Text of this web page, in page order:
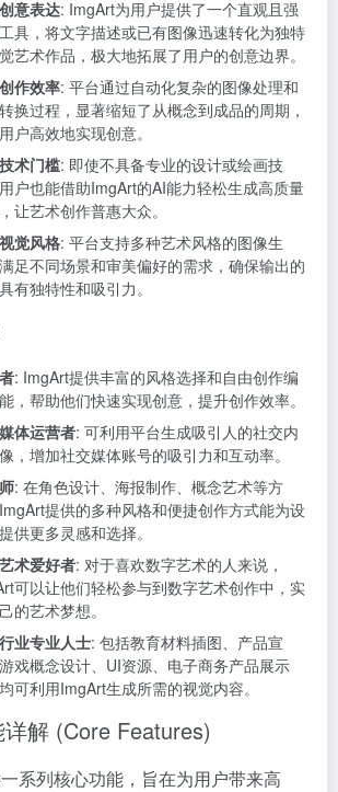
意表达: ImgArt为用户提供了一个直观且强
具，将文字描述或已有图像迅速转化为独特
艺术作品，极大地拓展了用户的创意边界。
作效率: 平台通过自动化复杂的图像处理和
换过程，显著缩短了从概念到成品的周期，
户高效地实现创意。
术门槛: 即使不具备专业的设计或绘画技
户也能借助ImgArt的AI能力轻松生成高质量
让艺术创作普惠大众。
觉风格: 平台支持多种艺术风格的图像生
足不同场景和审美偏好的需求，确保输出的
有独特性和吸引力。
: ImgArt提供丰富的风格选择和自由创作编
，帮助他们快速实现创意，提升创作效率。
体运营者: 可利用平台生成吸引人的社交内
，增加社交媒体账号的吸引力和互动率。
: 在角色设计、海报制作、概念艺术等方
提供的多种风格和便捷创作方式能为设
供更多灵感和选择。
术爱好者: 对于喜欢数字艺术的人来说，
可以让他们轻松参与到数字艺术创作中，实
的艺术梦想。
业专业人士: 包括教育材料插图、产品宣
戏概念设计、UI资源、电子商务产品展示
可利用ImgArt生成所需的视觉内容。
解 (Core Features)
系列核心功能，旨在为用户带来高